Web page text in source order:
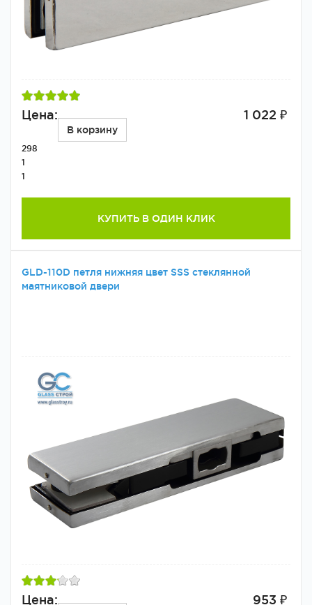
Цена: 1 022 ₽
В корзину
298
1
1
КУПИТЬ В ОДИН КЛИК
GLD-110D петля нижняя цвет SSS стеклянной
маятниковой двери
Цена: 953 ₽